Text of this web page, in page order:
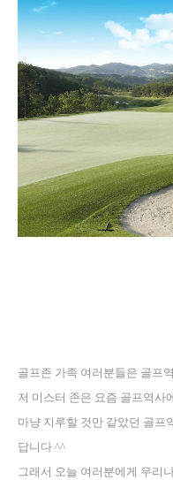
골프존 가족 여러분들은 골프
저 미스터 존은 요즘 골프역사
마냥 지루할 것만 같았던 골프
답니다 ^^
그래서 오늘 여러분에게 우리